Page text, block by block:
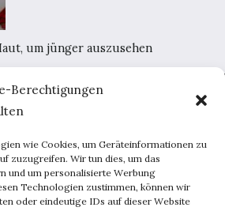
Berechtigungen
wie Cookies, um Geräteinformationen zu
zuzugreifen. Wir tun dies, um das
und um personalisierte Werbung
Technologien zustimmen, können wir
oder eindeutige IDs auf dieser Website
um jünger auszusehen
Home
Portal-Werbung
Kontakt